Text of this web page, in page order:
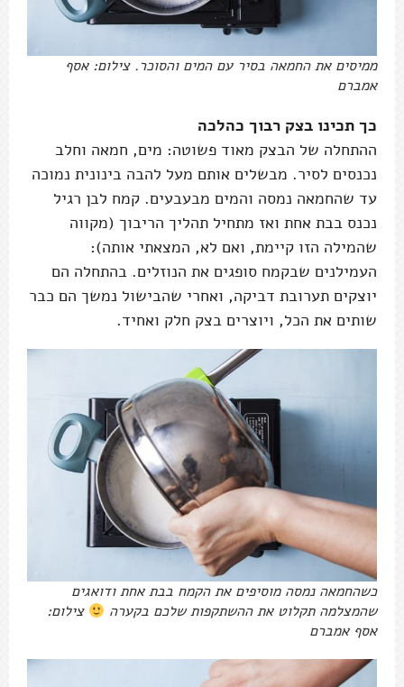
ממיסים את החמאה בסיר עם המים והסוכר. צילום: אסף
אמברם
כך תכינו בצק רבוך כהלכה
ההתחלה של הבצק מאוד פשוטה: מים, חמאה וחלב
נכנסים לסיר. מבשלים אותם מעל להבה בינונית נמוכה
עד שהחמאה נמסה והמים מבעבעים. קמח לבן רגיל
נכנס בבת אחת ואז מתחיל תהליך הריבוך (מקווה
שהמילה הזו קיימת, ואם לא, המצאתי אותה):
העמילנים שבקמח סופגים את הנוזלים. בהתחלה הם
יוצקים תערובת דביקה, ואחרי שהבישול נמשך הם כבר
שותים את הכל, ויוצרים בצק חלק ואחיד.
כשהחמאה נמסה מוסיפים את הקמח בבת אחת ודואגים
שהמצלמה תקלוט את ההשתקפות שלכם בקערה
צילום:
אסף אמברם